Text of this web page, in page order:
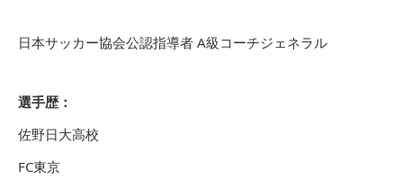
日本サッカー協会公認指導者 A級コーチジェネラル
選手歴：
佐野日大高校
FC東京